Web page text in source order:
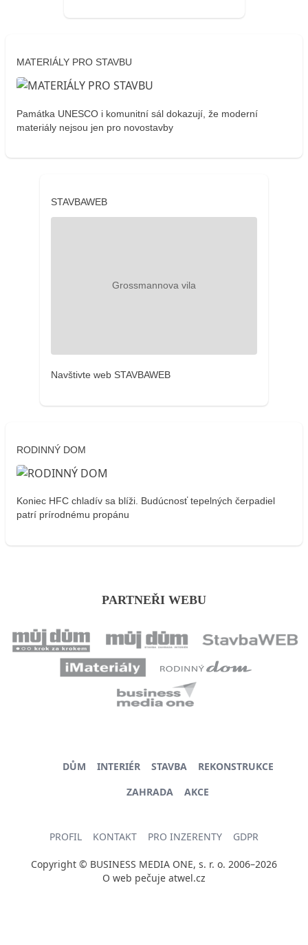
MATERIÁLY PRO STAVBU
Památka UNESCO i komunitní sál dokazují, že moderní
materiály nejsou jen pro novostavby
STAVBAWEB
Navštivte web STAVBAWEB
RODINNÝ DOM
Koniec HFC chladív sa blíži. Budúcnosť tepelných čerpadiel
patrí prírodnému propánu
PARTNEŘI WEBU
DŮM INTERIÉR STAVBA
REKONSTRUKCE
ZAHRADA
AKCE
PROFIL KONTAKT PRO INZERENTY GDPR
Copyright © BUSINESS MEDIA ONE, s. r. o. 2006–2026